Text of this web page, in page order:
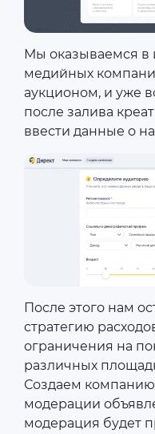
Мы оказываемся в
медийных
аукционом, и уже
после залива
ввести данные о
После этого нам
стратегию
ограничения на
различных
Создаем
модерации
модерация будет